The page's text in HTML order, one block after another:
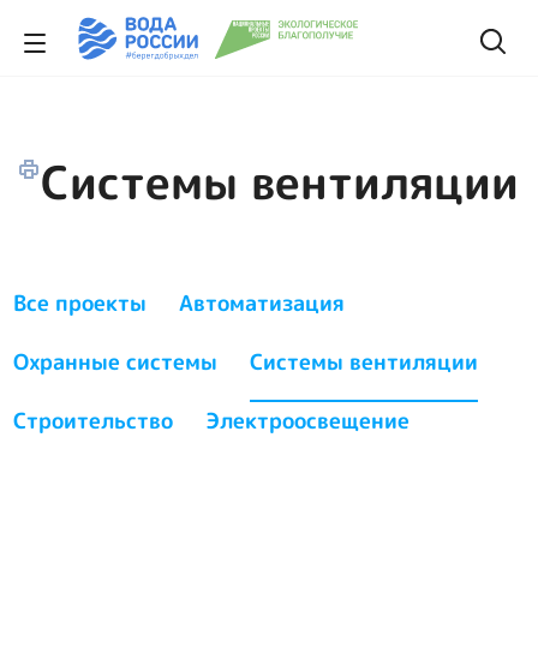
Системы вентиляции
Все проекты
Автоматизация
Охранные системы
Системы вентиляции
Строительство
Электроосвещение